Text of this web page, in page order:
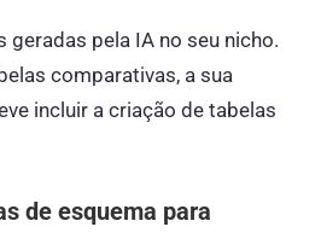
geradas pela IA no seu nicho.
comparativas, a sua
incluir a criação de tabelas
de esquema para